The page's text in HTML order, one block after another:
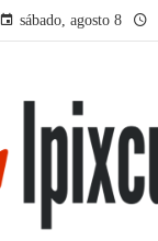
sábado, agosto 8